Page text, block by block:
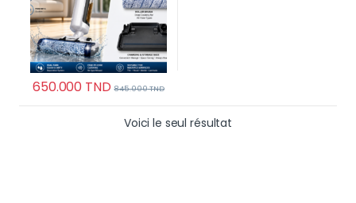
650.000 TND 845.000TND
Voici le seul résultat